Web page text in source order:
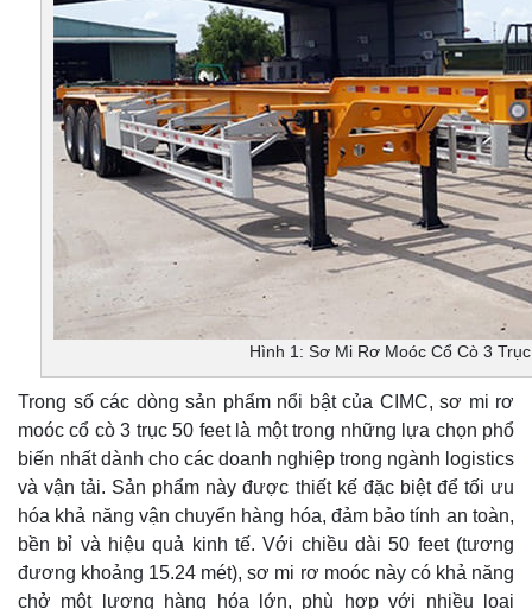
Hình 1: Sơ Mi Rơ Moóc Cổ Cò 3
Trong số các dòng sản phẩm nổi bật của CIMC, sơ mi rơ
moóc cổ cò 3 trục 50 feet là một trong những lựa chọn phổ
biến nhất dành cho các doanh nghiệp trong ngành logistics
và vận tải. Sản phẩm này được thiết kế đặc biệt để tối ưu
hóa khả năng vận chuyển hàng hóa, đảm bảo tính an toàn,
bền bỉ và hiệu quả kinh tế. Với chiều dài 50 feet (tương
đương khoảng 15.24 mét), sơ mi rơ moóc này có khả năng
chở một lượng hàng hóa lớn, phù hợp với nhiều loại